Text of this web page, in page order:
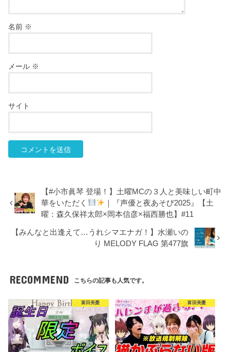
名前 ※
メール ※
サイト
【#小市眞琴 登場！】土曜MCの３人と美味しい町中
華をいただく
｜『声優と夜あそび2025』【土
曜：森久保祥太郎×岡本信彦×福西勝也】#11
【みんなと出逢えて…うれシマエナガ！】水瀬いの
り MELODY FLAG 第477旗
RECOMMEND こちらの記事も人気です。
富田美憂 富田美憂